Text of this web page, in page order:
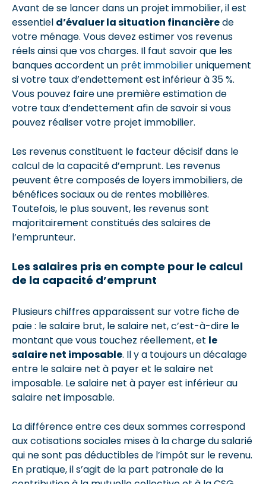
Avant de se lancer dans un projet immobilier, il est
essentiel d’évaluer la situation financièrede
votre ménage. Vous devez estimer vos revenus
réels ainsi que vos charges. Il faut savoir que les
banques accordent un prêt immobilieruniquement
si votre taux d’endettement est inférieur à 35 %.
Vous pouvez faire une première estimation de
votre taux d’endettement afin de savoir si vous
pouvez réaliser votre projet immobilier.
Les revenus constituent le facteur décisif dans le
calcul de la capacité d’emprunt. Les revenus
peuvent être composés de loyers immobiliers, de
bénéfices sociaux ou de rentes mobilières.
Toutefois, le plus souvent, les revenus sont
majoritairement constitués des salaires de
l’emprunteur.
Les salaires pris en compte pour le calcul
de la capacité d’emprunt
Plusieurs chiffres apparaissent sur votre fiche de
paie : le salaire brut, le salaire net, c’est-à-dire le
montant que vous touchez réellement, et le
salaire net imposable. Il y a toujours un décalage
entre le salaire net à payer et le salaire net
imposable. Le salaire net à payer est inférieur au
salaire net imposable.
La différence entre ces deux sommes correspond
aux cotisations sociales mises à la charge du salarié
qui ne sont pas déductibles de l’impôt sur le revenu.
En pratique, il s’agit de la part patronale de la